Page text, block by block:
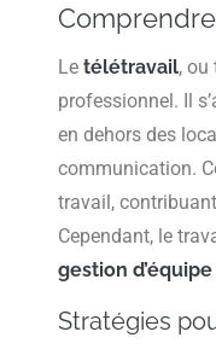
Letélétravail, ou
professionnel. Il
en dehors des
communication.
travail,
Cependant, le
gestion d’équipe
Stratégies